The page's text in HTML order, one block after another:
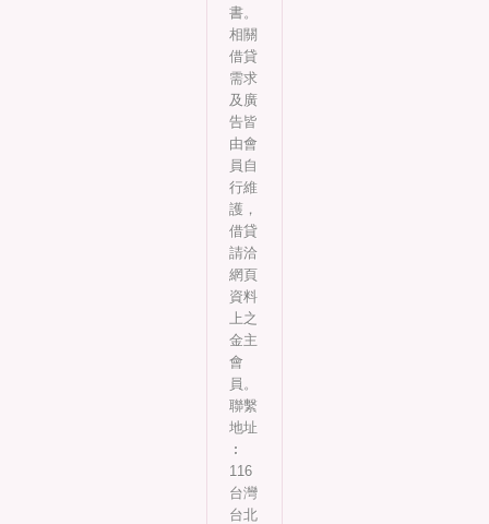
書。
相關
借貸
需求
及廣
告皆
由會
員自
行維
護，
借貸
請洽
網頁
資料
上之
金主
會
員。
聯繫
地址
︰
116
台灣
台北